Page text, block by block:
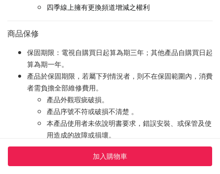
加入購物車
四季線上擁有更換頻道增減之權利
商品保修
保固期限：電視自購買日起算為期三年；其他產品自購買日起
算為期一年。
產品於保固期限，若屬下列情況者，則不在保固範圍內，消費
者需負擔全部維修費用。
產品外觀瑕疵破損。
產品序號不符或破損不清楚 。
本產品使用者未依說明書要求，錯誤安裝、或保管及使
用造成的故障或損壞。
產品經非OVO所屬或授權服務中心之技術人員維修或